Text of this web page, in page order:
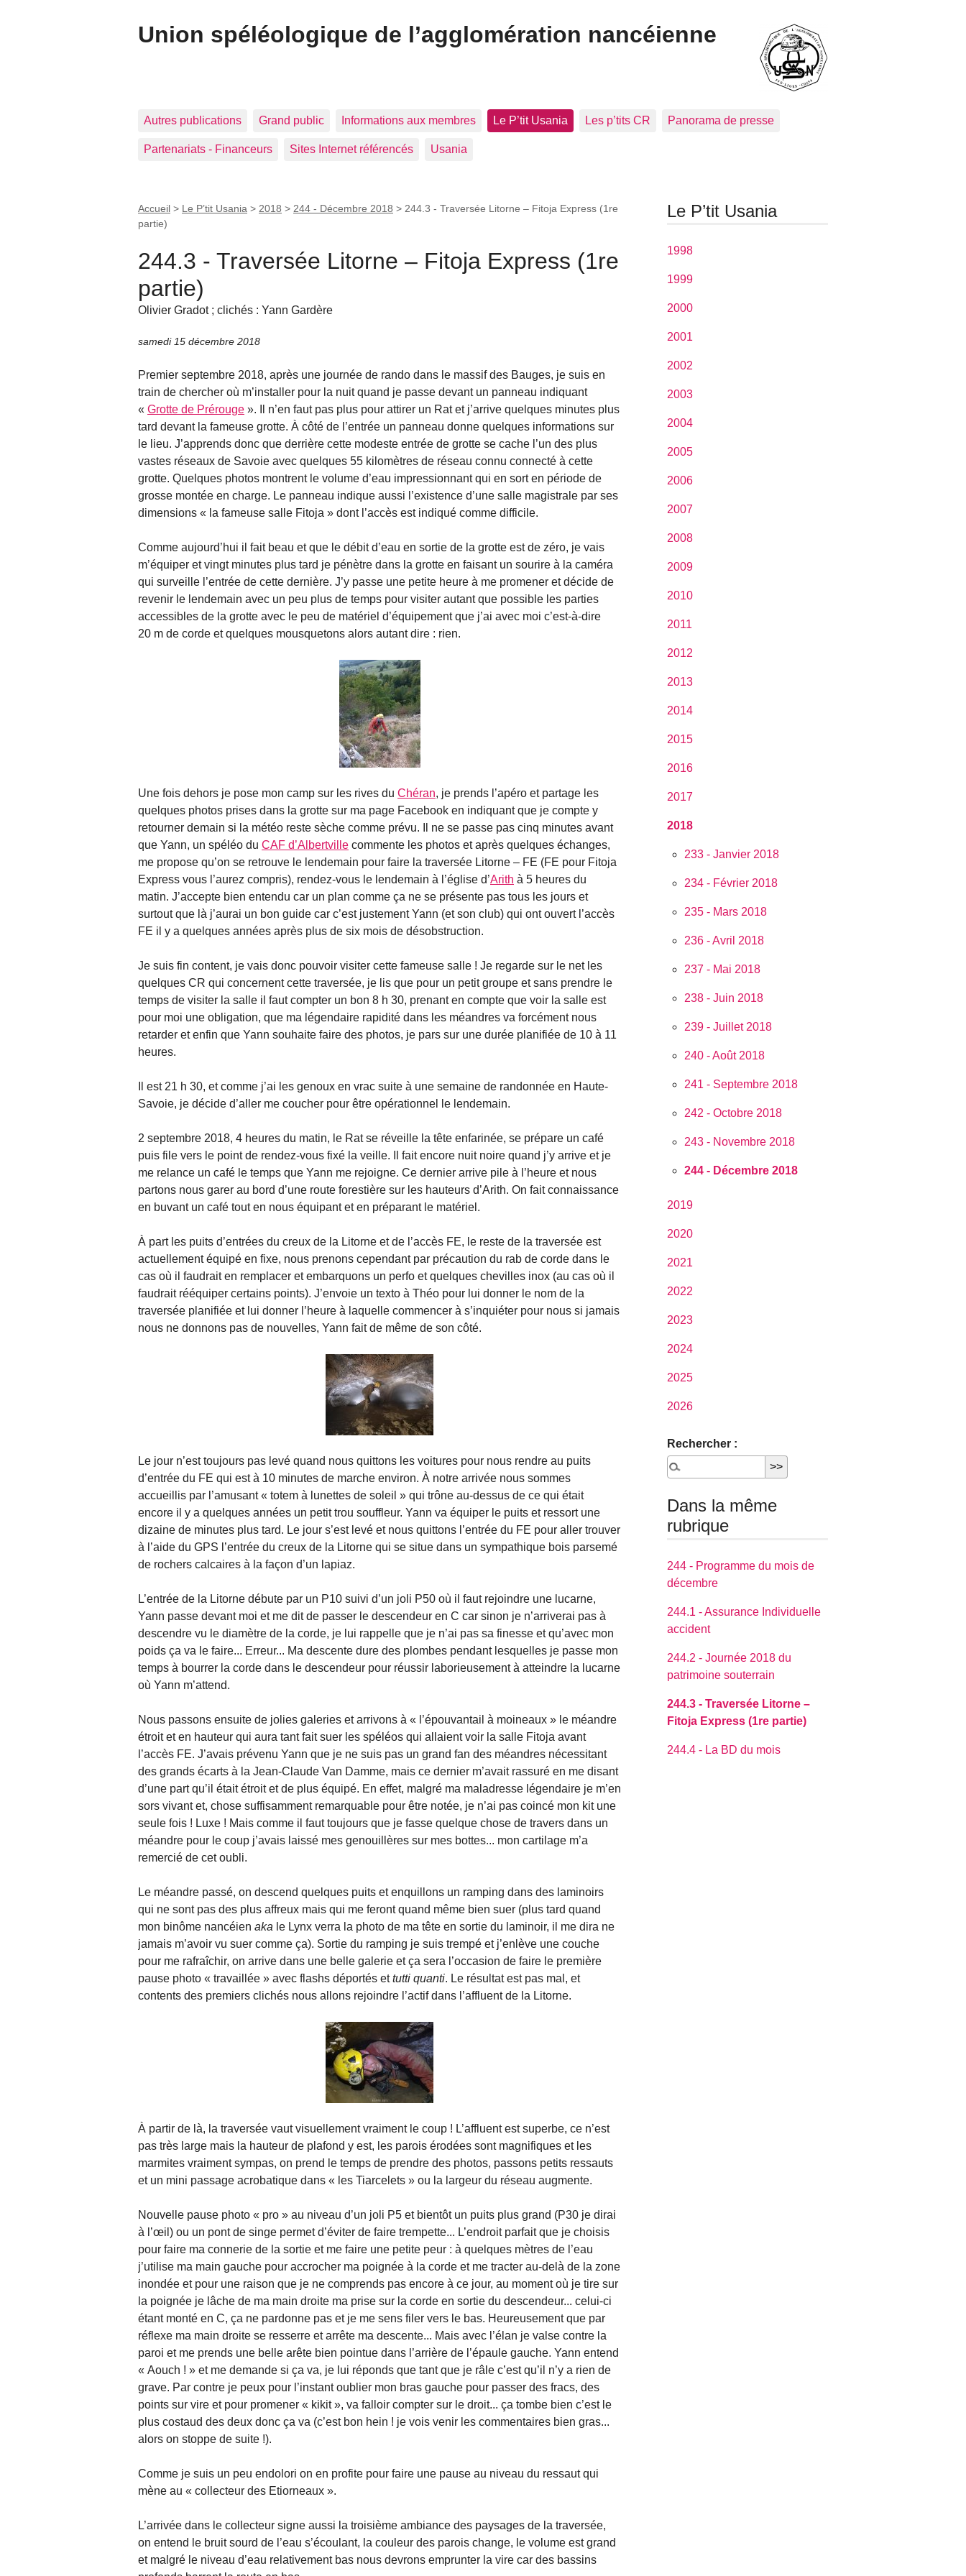
Union spéléologique de l’agglomération nancéienne
Autres publications Grand public Informations aux membres Le P’tit Usania Les p’tits CR Panorama de presse
Partenariats - Financeurs Sites Internet référencés Usania
Accueil > Le P’tit Usania > 2018 > 244 - Décembre 2018 > 244.3 - Traversée Litorne – Fitoja Express (1re
partie)
244.3 - Traversée Litorne – Fitoja Express (1re
partie)
Olivier Gradot ; clichés : Yann Gardère
samedi 15 décembre 2018
Premier septembre 2018, après une journée de rando dans le massif des Bauges, je suis en
train de chercher où m’installer pour la nuit quand je passe devant un panneau indiquant
« Grotte de Prérouge ». Il n’en faut pas plus pour attirer un Rat et j’arrive quelques minutes plus
tard devant la fameuse grotte. À côté de l’entrée un panneau donne quelques informations sur
le lieu. J’apprends donc que derrière cette modeste entrée de grotte se cache l’un des plus
vastes réseaux de Savoie avec quelques 55 kilomètres de réseau connu connecté à cette
grotte. Quelques photos montrent le volume d’eau impressionnant qui en sort en période de
grosse montée en charge. Le panneau indique aussi l’existence d’une salle magistrale par ses
dimensions « la fameuse salle Fitoja » dont l’accès est indiqué comme difficile.
Comme aujourd’hui il fait beau et que le débit d’eau en sortie de la grotte est de zéro, je vais
m’équiper et vingt minutes plus tard je pénètre dans la grotte en faisant un sourire à la caméra
qui surveille l’entrée de cette dernière. J’y passe une petite heure à me promener et décide de
revenir le lendemain avec un peu plus de temps pour visiter autant que possible les parties
accessibles de la grotte avec le peu de matériel d’équipement que j’ai avec moi c’est-à-dire
20 m de corde et quelques mousquetons alors autant dire : rien.
Une fois dehors je pose mon camp sur les rives du Chéran, je prends l’apéro et partage les
quelques photos prises dans la grotte sur ma page Facebook en indiquant que je compte y
retourner demain si la météo reste sèche comme prévu. Il ne se passe pas cinq minutes avant
que Yann, un spéléo du CAF d’Albertville commente les photos et après quelques échanges,
me propose qu’on se retrouve le lendemain pour faire la traversée Litorne – FE (FE pour Fitoja
Express vous l’aurez compris), rendez-vous le lendemain à l’église d’Arith à 5 heures du
matin. J’accepte bien entendu car un plan comme ça ne se présente pas tous les jours et
surtout que là j’aurai un bon guide car c’est justement Yann (et son club) qui ont ouvert l’accès
FE il y a quelques années après plus de six mois de désobstruction.
Je suis fin content, je vais donc pouvoir visiter cette fameuse salle ! Je regarde sur le net les
quelques CR qui concernent cette traversée, je lis que pour un petit groupe et sans prendre le
temps de visiter la salle il faut compter un bon 8 h 30, prenant en compte que voir la salle est
pour moi une obligation, que ma légendaire rapidité dans les méandres va forcément nous
retarder et enfin que Yann souhaite faire des photos, je pars sur une durée planifiée de 10 à 11
heures.
Il est 21 h 30, et comme j’ai les genoux en vrac suite à une semaine de randonnée en Haute-
Savoie, je décide d’aller me coucher pour être opérationnel le lendemain.
2 septembre 2018, 4 heures du matin, le Rat se réveille la tête enfarinée, se prépare un café
puis file vers le point de rendez-vous fixé la veille. Il fait encore nuit noire quand j’y arrive et je
me relance un café le temps que Yann me rejoigne. Ce dernier arrive pile à l’heure et nous
partons nous garer au bord d’une route forestière sur les hauteurs d’Arith. On fait connaissance
en buvant un café tout en nous équipant et en préparant le matériel.
À part les puits d’entrées du creux de la Litorne et de l’accès FE, le reste de la traversée est
actuellement équipé en fixe, nous prenons cependant par précaution du rab de corde dans le
cas où il faudrait en remplacer et embarquons un perfo et quelques chevilles inox (au cas où il
faudrait rééquiper certains points). J’envoie un texto à Théo pour lui donner le nom de la
traversée planifiée et lui donner l’heure à laquelle commencer à s’inquiéter pour nous si jamais
nous ne donnons pas de nouvelles, Yann fait de même de son côté.
Le jour n’est toujours pas levé quand nous quittons les voitures pour nous rendre au puits
d’entrée du FE qui est à 10 minutes de marche environ. À notre arrivée nous sommes
accueillis par l’amusant « totem à lunettes de soleil » qui trône au-dessus de ce qui était
encore il y a quelques années un petit trou souffleur. Yann va équiper le puits et ressort une
dizaine de minutes plus tard. Le jour s’est levé et nous quittons l’entrée du FE pour aller trouver
à l’aide du GPS l’entrée du creux de la Litorne qui se situe dans un sympathique bois parsemé
de rochers calcaires à la façon d’un lapiaz.
L’entrée de la Litorne débute par un P10 suivi d’un joli P50 où il faut rejoindre une lucarne,
Yann passe devant moi et me dit de passer le descendeur en C car sinon je n’arriverai pas à
descendre vu le diamètre de la corde, je lui rappelle que je n’ai pas sa finesse et qu’avec mon
poids ça va le faire... Erreur... Ma descente dure des plombes pendant lesquelles je passe mon
temps à bourrer la corde dans le descendeur pour réussir laborieusement à atteindre la lucarne
où Yann m’attend.
Nous passons ensuite de jolies galeries et arrivons à « l’épouvantail à moineaux » le méandre
étroit et en hauteur qui aura tant fait suer les spéléos qui allaient voir la salle Fitoja avant
l’accès FE. J’avais prévenu Yann que je ne suis pas un grand fan des méandres nécessitant
des grands écarts à la Jean-Claude Van Damme, mais ce dernier m’avait rassuré en me disant
d’une part qu’il était étroit et de plus équipé. En effet, malgré ma maladresse légendaire je m’en
sors vivant et, chose suffisamment remarquable pour être notée, je n’ai pas coincé mon kit une
seule fois ! Luxe ! Mais comme il faut toujours que je fasse quelque chose de travers dans un
méandre pour le coup j’avais laissé mes genouillères sur mes bottes... mon cartilage m’a
remercié de cet oubli.
Le méandre passé, on descend quelques puits et enquillons un ramping dans des laminoirs
qui ne sont pas des plus affreux mais qui me feront quand même bien suer (plus tard quand
mon binôme nancéien aka le Lynx verra la photo de ma tête en sortie du laminoir, il me dira ne
jamais m’avoir vu suer comme ça). Sortie du ramping je suis trempé et j’enlève une couche
pour me rafraîchir, on arrive dans une belle galerie et ça sera l’occasion de faire le première
pause photo « travaillée » avec flashs déportés ettutti quanti. Le résultat est pas mal, et
contents des premiers clichés nous allons rejoindre l’actif dans l’affluent de la Litorne.
À partir de là, la traversée vaut visuellement vraiment le coup ! L’affluent est superbe, ce n’est
pas très large mais la hauteur de plafond y est, les parois érodées sont magnifiques et les
marmites vraiment sympas, on prend le temps de prendre des photos, passons petits ressauts
et un mini passage acrobatique dans « les Tiarcelets » ou la largeur du réseau augmente.
Nouvelle pause photo « pro » au niveau d’un joli P5 et bientôt un puits plus grand (P30 je dirai
à l’œil) ou un pont de singe permet d’éviter de faire trempette... L’endroit parfait que je choisis
pour faire ma connerie de la sortie et me faire une petite peur : à quelques mètres de l’eau
j’utilise ma main gauche pour accrocher ma poignée à la corde et me tracter au-delà de la zone
inondée et pour une raison que je ne comprends pas encore à ce jour, au moment où je tire sur
la poignée je lâche de ma main droite ma prise sur la corde en sortie du descendeur... celui-ci
étant monté en C, ça ne pardonne pas et je me sens filer vers le bas. Heureusement que par
réflexe ma main droite se resserre et arrête ma descente... Mais avec l’élan je valse contre la
paroi et me prends une belle arête bien pointue dans l’arrière de l’épaule gauche. Yann entend
« Aouch ! » et me demande si ça va, je lui réponds que tant que je râle c’est qu’il n’y a rien de
grave. Par contre je peux pour l’instant oublier mon bras gauche pour passer des fracs, des
points sur vire et pour promener « kikit », va falloir compter sur le droit... ça tombe bien c’est le
plus costaud des deux donc ça va (c’est bon hein ! je vois venir les commentaires bien gras...
alors on stoppe de suite !).
Comme je suis un peu endolori on en profite pour faire une pause au niveau du ressaut qui
mène au « collecteur des Etiorneaux ».
L’arrivée dans le collecteur signe aussi la troisième ambiance des paysages de la traversée,
on entend le bruit sourd de l’eau s’écoulant, la couleur des parois change, le volume est grand
et malgré le niveau d’eau relativement bas nous devrons emprunter la vire car des bassins
Le P’tit Usania
1998
1999
2000
2001
2002
2003
2004
2005
2006
2007
2008
2009
2010
2011
2012
2013
2014
2015
2016
2017
2018
233 - Janvier 2018
234 - Février 2018
235 - Mars 2018
236 - Avril 2018
237 - Mai 2018
238 - Juin 2018
239 - Juillet 2018
240 - Août 2018
241 - Septembre 2018
242 - Octobre 2018
243 - Novembre 2018
244 - Décembre 2018
2019
2020
2021
2022
2023
2024
2025
2026
Rechercher :
Dans la même
rubrique
244 - Programme du mois de
décembre
244.1 - Assurance Individuelle
accident
244.2 - Journée 2018 du
patrimoine souterrain
244.3 - Traversée Litorne –
Fitoja Express (1re partie)
244.4 - La BD du mois